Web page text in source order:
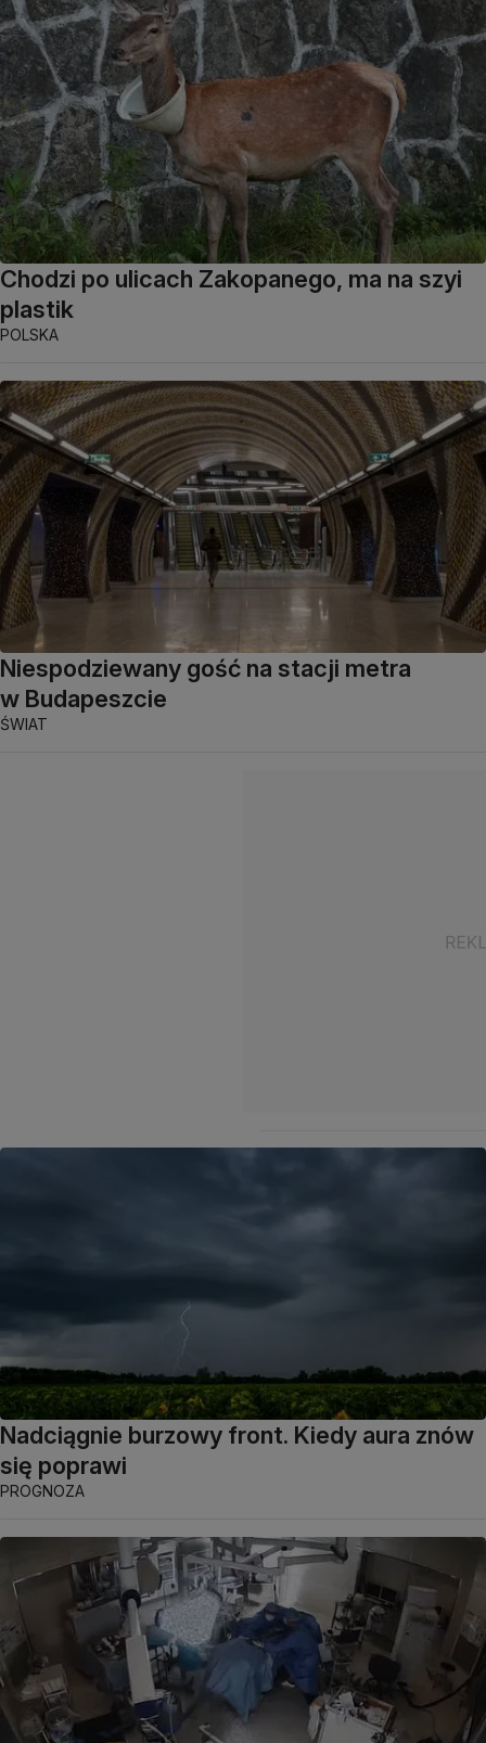
Chodzi po ulicach Zakopanego, ma na szyi
plastik
POLSKA
Niespodziewany gość na stacji metra
w Budapeszcie
ŚWIAT
Nadciągnie burzowy front. Kiedy aura znów
się poprawi
PROGNOZA